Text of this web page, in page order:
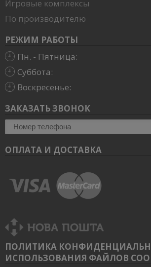
Игровые комплексы
По производителю
РЕЖИМ РАБОТЫ
Пн. - Пятница:
Суббота:
Воскресенье:
ЗАКАЗАТЬ ЗВОНОК
ОПЛАТА И ДОСТАВКА
ПОЛИТИКА
ИСПОЛЬЗОВАНИЯ ФАЙЛОВ